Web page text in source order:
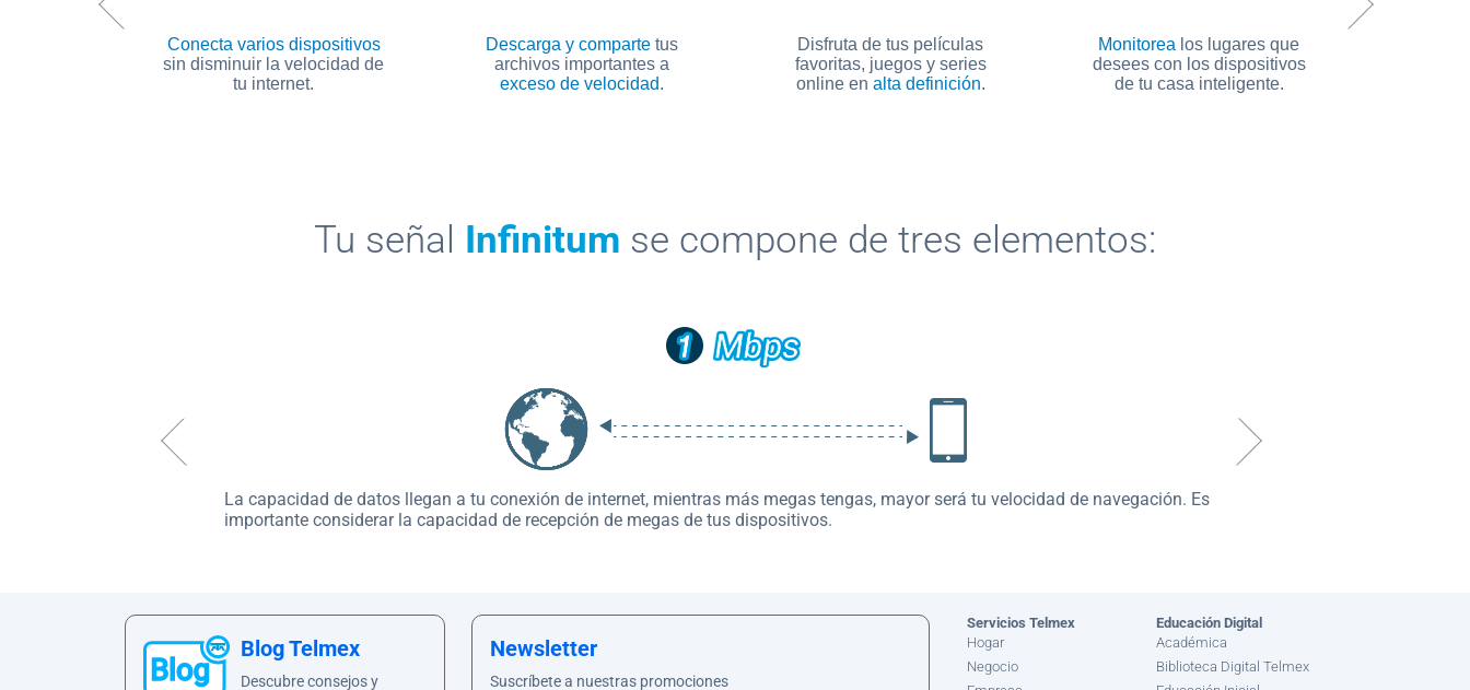
Conecta varios dispositivos
sin disminuir la velocidad de
tu internet.
Descarga y comparte tus
archivos importantes a
exceso de velocidad.
Disfruta de tus películas
favoritas, juegos y series
online en alta definición.
Monitorea los lugares que
desees con los dispositivos
de tu casa inteligente.
Tu señal Infinitum se compone de tres elementos:
La capacidad de datos llegan a tu conexión de internet, mientras más megas tengas, mayor será tu velocidad de navegación. Es
importante considerar la capacidad de recepción de megas de tus dispositivos.
Es la distancia que puede recorrer tu señal y varía dependiendo del acomodo de tu casa; paredes, vidrios, espejos y aparatos
eléctronicos pueden crear interferencia en tu Módem.
Es la capacidad de tu Módem y/o Router para enviar la señal de forma constante.
Blog Telmex
Descubre consejos y
Newsletter
Suscríbete a nuestras promociones
Servicios Telmex
Hogar
Negocio
Educación Digital
Académica
Biblioteca Digital Telmex